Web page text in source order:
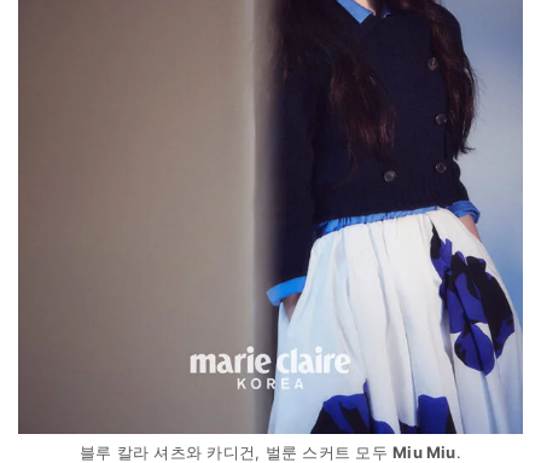
블루 칼라 셔츠와 카디건, 벌룬 스커트 모두Miu Miu.